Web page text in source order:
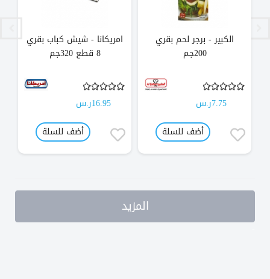
الكبير - برجر لحم بقري
200جم
7.75ر.س
أضف للسلة
امريكانا - شيش كباب بقري
8 قطع 320جم
16.95ر.س
أضف للسلة
المزيد